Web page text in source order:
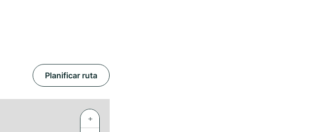
Planificar ruta
+